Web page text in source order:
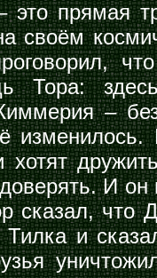
это прямая
своём
Тора:
–
И он
сказал, что
Тилка и